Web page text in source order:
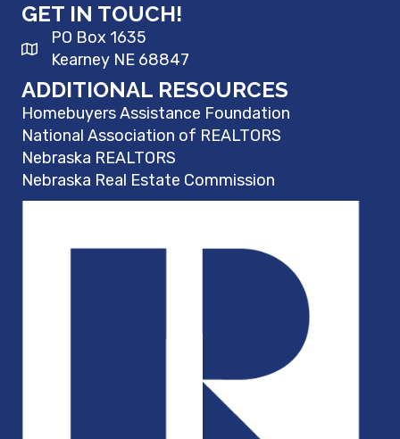
GET IN TOUCH!
PO Box 1635
Kearney NE 68847
ADDITIONAL RESOURCES
Homebuyers Assistance Foundation
National Association of REALTORS
Nebraska REALTORS
Nebraska Real Estate Commission